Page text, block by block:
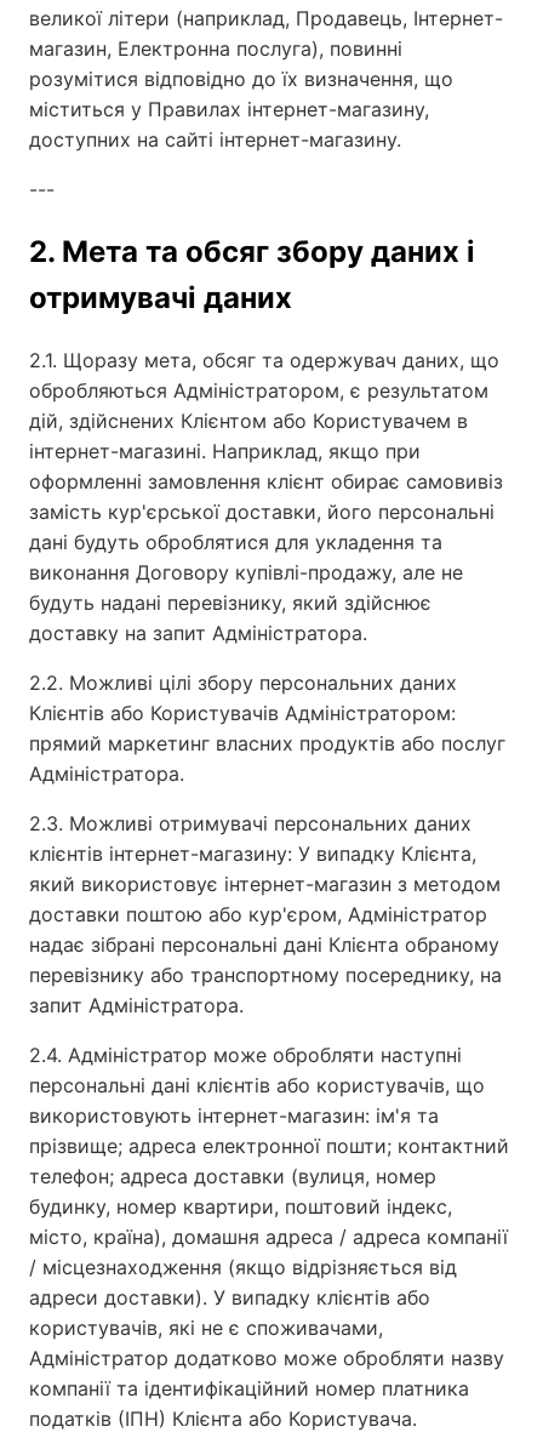
великої літери (наприклад, Продавець, Інтернет-
магазин, Електронна послуга), повинні
розумітися відповідно до їх визначення, що
міститься у Правилах інтернет-магазину,
доступних на сайті інтернет-магазину.
---
2. Мета та обсяг збору даних і
отримувачі даних
2.1. Щоразу мета, обсяг та одержувач даних, що
обробляються Адміністратором, є результатом
дій, здійснених Клієнтом або Користувачем в
інтернет-магазині. Наприклад, якщо при
оформленні замовлення клієнт обирає самовивіз
замість кур'єрської доставки, його персональні
дані будуть оброблятися для укладення та
виконання Договору купівлі-продажу, але не
будуть надані перевізнику, який здійснює
доставку на запит Адміністратора.
2.2. Можливі цілі збору персональних даних
Клієнтів або Користувачів Адміністратором:
прямий маркетинг власних продуктів або послуг
Адміністратора.
2.3. Можливі отримувачі персональних даних
клієнтів інтернет-магазину: У випадку Клієнта,
який використовує інтернет-магазин з методом
доставки поштою або кур'єром, Адміністратор
надає зібрані персональні дані Клієнта обраному
перевізнику або транспортному посереднику, на
запит Адміністратора.
2.4. Адміністратор може обробляти наступні
персональні дані клієнтів або користувачів, що
використовують інтернет-магазин: ім'я та
прізвище; адреса електронної пошти; контактний
телефон; адреса доставки (вулиця, номер
будинку, номер квартири, поштовий індекс,
місто, країна), домашня адреса / адреса компанії
/ місцезнаходження (якщо відрізняється від
адреси доставки). У випадку клієнтів або
користувачів, які не є споживачами,
Адміністратор додатково може обробляти назву
компанії та ідентифікаційний номер платника
податків (ІПН) Клієнта або Користувача.